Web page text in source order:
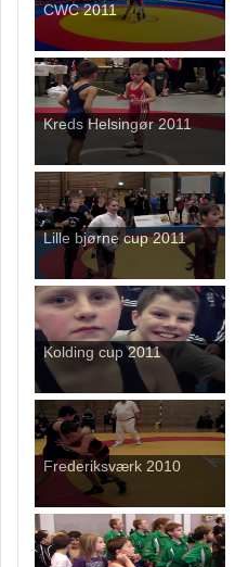
CWC 2011
Kreds Helsingør 2011
Lille bjørne cup 2011
Kolding cup 2011
Frederiksværk 2010